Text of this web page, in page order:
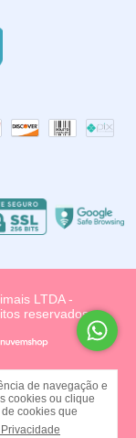
de navegação e
cookies ou clique
cookies que
LTDA -
reservados.